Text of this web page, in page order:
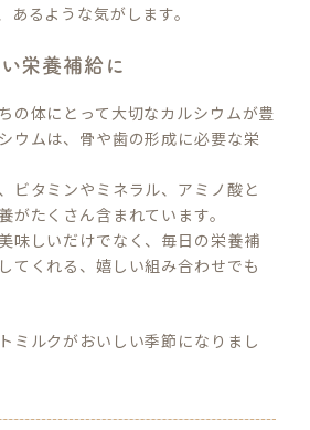
あるような気がします。
栄養補給に
の体にとって大切なカルシウムが豊
ウムは、骨や歯の形成に必要な栄
ビタミンやミネラル、アミノ酸と
がたくさん含まれています。
味しいだけでなく、毎日の栄養補
てくれる、嬉しい組み合わせでも
ミルクがおいしい季節になりまし